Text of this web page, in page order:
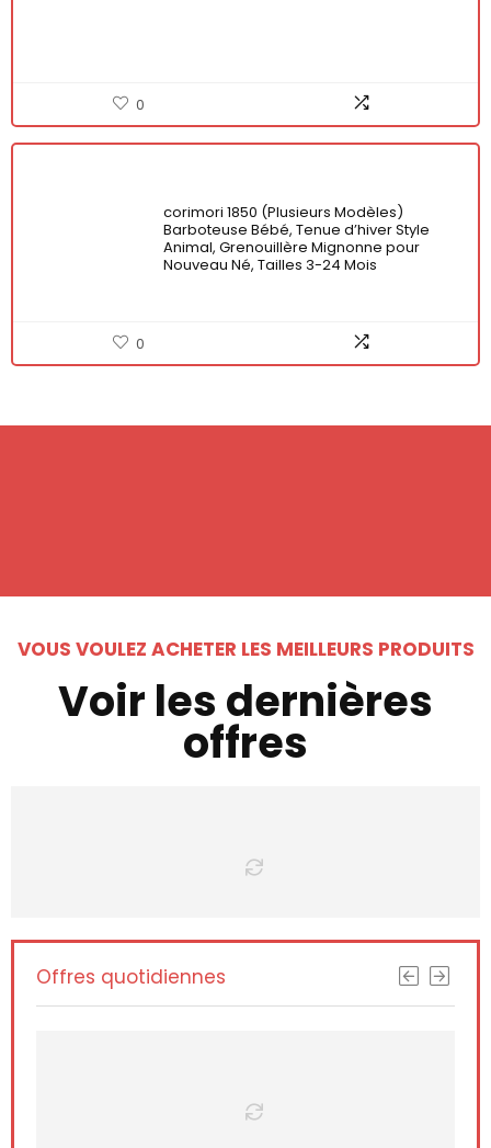
0
corimori 1850 (Plusieurs Modèles)
Barboteuse Bébé, Tenue d’hiver Style
Animal, Grenouillère Mignonne pour
Nouveau Né, Tailles 3-24 Mois
0
VOUS VOULEZ ACHETER LES MEILLEURS PRODUITS
Voir les dernières
offres
Offres quotidiennes